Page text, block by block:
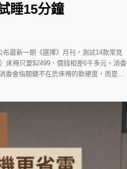
睡15分鐘
最新一期《選擇》月刊，測試14款常見
床褥只要$2499，價錢相差6千多元。消委
委會指關鍵不在於床褥的軟硬度，而是...